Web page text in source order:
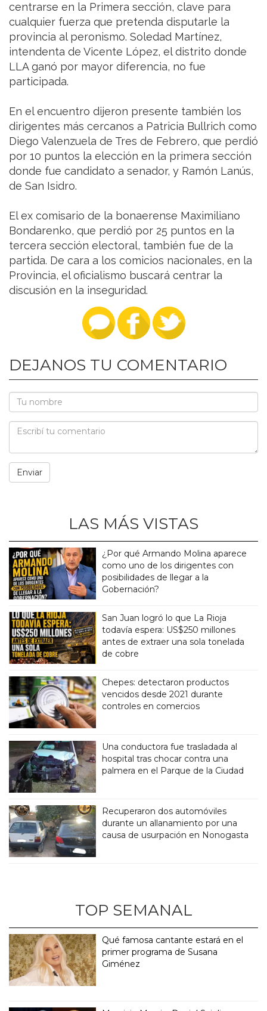
centrarse en la Primera sección, clave para
cualquier fuerza que pretenda disputarle la
provincia al peronismo. Soledad Martínez,
intendenta de Vicente López, el distrito donde
LLA ganó por mayor diferencia, no fue
participada.
En el encuentro dijeron presente también los
dirigentes más cercanos a Patricia Bullrich como
Diego Valenzuela de Tres de Febrero, que perdió
por 10 puntos la elección en la primera sección
donde fue candidato a senador, y Ramón Lanús,
de San Isidro.
El ex comisario de la bonaerense Maximiliano
Bondarenko, que perdió por 25 puntos en la
tercera sección electoral, también fue de la
partida. De cara a los comicios nacionales, en la
Provincia, el oficialismo buscará centrar la
discusión en la inseguridad.
DEJANOS TU COMENTARIO
LAS MÁS VISTAS
¿Por qué Armando Molina aparece
como uno de los dirigentes con
posibilidades de llegar a la
Gobernación?
San Juan logró lo que La Rioja
todavía espera: US$250 millones
antes de extraer una sola tonelada
de cobre
Chepes: detectaron productos
vencidos desde 2021 durante
controles en comercios
Una conductora fue trasladada al
hospital tras chocar contra una
palmera en el Parque de la Ciudad
Recuperaron dos automóviles
durante un allanamiento por una
causa de usurpación en Nonogasta
TOP SEMANAL
Qué famosa cantante estará en el
primer programa de Susana
Giménez